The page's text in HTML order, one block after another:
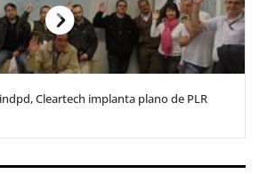
Cleartech implanta plano de PLR